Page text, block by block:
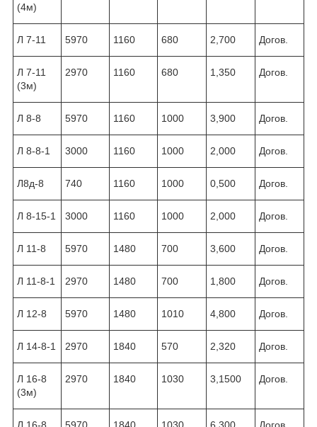
(4м)
Л 7-11 5970 1160 680 2,700 Догов.
Л 7-11
(3м)
2970 1160 680 1,350 Догов.
Л 8-8 5970 1160 1000 3,900 Догов.
Л 8-8-1 3000 1160 1000 2,000 Догов.
Л8д-8 740 1160 1000 0,500 Догов.
Л 8-15-1 3000 1160 1000 2,000 Догов.
Л 11-8 5970 1480 700 3,600 Догов.
Л 11-8-1 2970 1480 700 1,800 Догов.
Л 12-8 5970 1480 1010 4,800 Догов.
Л 14-8-1 2970 1840 570 2,320 Догов.
Л 16-8
(3м)
2970 1840 1030 3,1500 Догов.
Л 16-8 5970 1840 1030 6,300 Догов.